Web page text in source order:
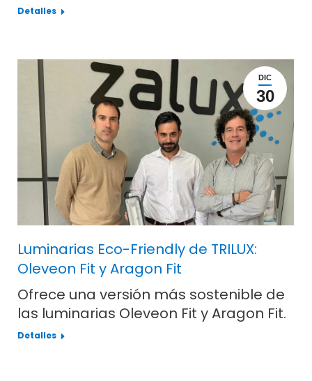
Detalles
DIC
30
Luminarias Eco-Friendly de TRILUX:
Oleveon Fit y Aragon Fit
Ofrece una versión más sostenible de
las luminarias Oleveon Fit y Aragon Fit.
Detalles